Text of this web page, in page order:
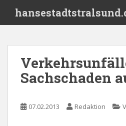
i
Sachschaden
07.02.2013 Redaktion